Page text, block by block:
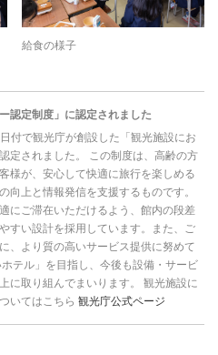
給食の様子
認定制度」に認定されました
付で観光庁が創設した「観光施設にお
定されました。 この制度は、高齢の方
様が、安心して快適に旅行を楽しめる
向上と情報発信を支援するものです。
にご滞在いただけるよう、館内の段差
すい設計を採用しています。また、ご
、より質の高いサービス提供に努めて
テル」を目指し、今後も設備・サービ
に取り組んでまいります。 観光施設に
いてはこちら 観光庁公式ページ